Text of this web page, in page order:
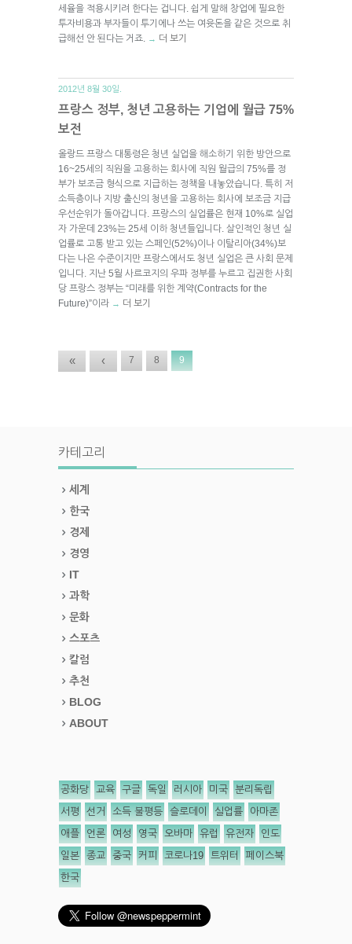
세율을 적용시키려 한다는 겁니다. 쉽게 말해 창업에 필요한
투자비용과 부자들이 투기에나 쓰는 여윳돈을 같은 것으로 취
급해선 안 된다는 거죠.
→ 더 보기
2012년 8월 30일.
프랑스 정부, 청년 고용하는 기업에 월급 75%
보전
올랑드 프랑스 대통령은 청년 실업을 해소하기 위한 방안으로
16~25세의 직원을 고용하는 회사에 직원 월급의 75%를 정
부가 보조금 형식으로 지급하는 정책을 내놓았습니다. 특히 저
소득층이나 지방 출신의 청년을 고용하는 회사에 보조금 지급
우선순위가 돌아갑니다. 프랑스의 실업률은 현재 10%로 실업
자 가운데 23%는 25세 이하 청년들입니다. 살인적인 청년 실
업률로 고통 받고 있는 스페인(52%)이나 이탈리아(34%)보
다는 나은 수준이지만 프랑스에서도 청년 실업은 큰 사회 문제
입니다. 지난 5월 사르코지의 우파 정부를 누르고 집권한 사회
당 프랑스 정부는 “미래를 위한 계약(Contracts for the
Future)”이라 → 더 보기
« ‹ 7 8 9
카테고리
세계
한국
경제
경영
IT
과학
문화
스포츠
칼럼
추천
BLOG
ABOUT
공화당 교육 구글 독일 러시아 미국 분리독립
서평 선거 소득 불평등 슬로데이 실업률 아마존
애플 언론 여성 영국 오바마 유럽 유전자 인도
일본 종교 중국 커피 코로나19 트위터 페이스북
한국